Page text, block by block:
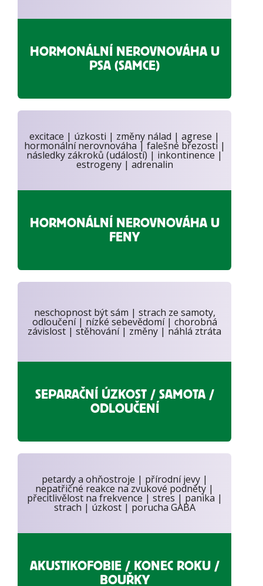
HORMONÁLNÍ NEROVNOVÁHA U
PSA (SAMCE)
excitace | úzkosti | změny nálad | agrese |
hormonální nerovnováha | falešné březosti |
následky zákroků (událostí) | inkontinence |
estrogeny | adrenalin
HORMONÁLNÍ NEROVNOVÁHA U
FENY
neschopnost být sám | strach ze samoty,
odloučení | nízké sebevědomí | chorobná
závislost | stěhování | změny | náhlá ztráta
SEPARAČNÍ ÚZKOST / SAMOTA /
ODLOUČENÍ
petardy a ohňostroje | přírodní jevy |
nepatřičné reakce na zvukové podněty |
přecitlivělost na frekvence | stres | panika |
strach | úzkost | porucha GABA
AKUSTIKOFOBIE / KONEC ROKU /
BOUŘKY